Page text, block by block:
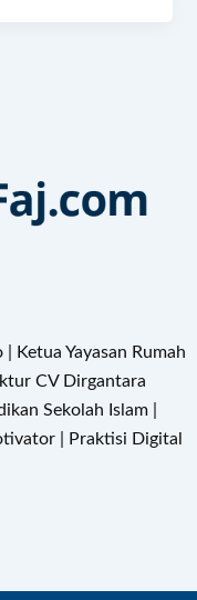
Ketua Yayasan Rumah
CV Dirgantara
Sekolah Islam |
| Praktisi Digital